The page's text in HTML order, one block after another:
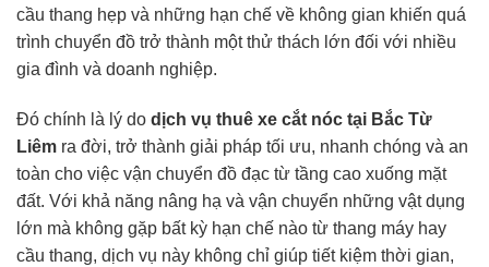
cầu thang hẹp và những hạn chế về không gian khiến quá
trình chuyển đồ trở thành một thử thách lớn đối với nhiều
gia đình và doanh nghiệp.
Đó chính là lý do dịch vụ thuê xe cắt nóc tại Bắc Từ
Liêm ra đời, trở thành giải pháp tối ưu, nhanh chóng và an
toàn cho việc vận chuyển đồ đạc từ tầng cao xuống mặt
đất. Với khả năng nâng hạ và vận chuyển những vật dụng
lớn mà không gặp bất kỳ hạn chế nào từ thang máy hay
cầu thang, dịch vụ này không chỉ giúp tiết kiệm thời gian,